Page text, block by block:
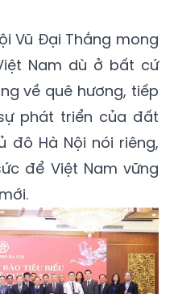
Vũ Đại Thắng mong
Nam dù ở bất cứ
về quê hương, tiếp
phát triển của đất
đô Hà Nội nói riêng,
để Việt Nam vững